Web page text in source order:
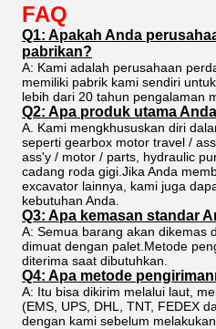
FAQ
Q1: Apakah Anda
pabrikan?
A: Kami adalah perusahaan
memiliki pabrik kami sendiri
lebih dari 20 tahun pengalaman
Q2: Apa produk utama
A. Kami mengkhususkan diri
seperti gearbox motor travel /
ass'y / motor / parts, hydraulic
cadang roda gigi.Jika Anda
excavator lainnya, kami juga
kebutuhan Anda.
Q3: Apa kemasan standar
A: Semua barang akan dikemas
dimuat dengan palet.Metode
diterima saat dibutuhkan.
Q4: Apa metode
A: Itu bisa dikirim melalui laut,
(EMS, UPS, DHL, TNT, FEDEX
dengan kami sebelum